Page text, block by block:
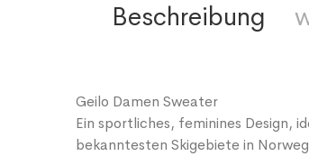
Beschreibung
Geilo Damen Sweater
Ein sportliches, feminines Design,
bekanntesten Skigebiete in